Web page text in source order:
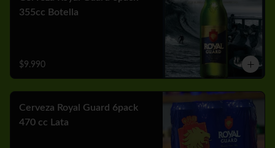
355cc Botella
$9.990
Cerveza Royal Guard 6pack
470 cc Lata